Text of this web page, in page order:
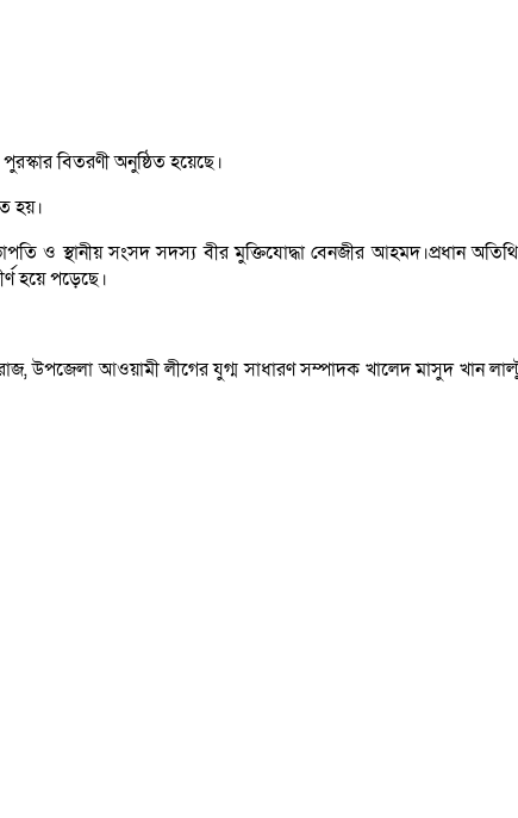
বিতরণী অনুষ্ঠিত হয়েছে।
হয়।
ও স্থানীয় সংসদ সদস্য বীর মুক্তিযোদ্ধা বেনজীর আহমদ।প্রধান
হয়ে পড়েছে।
উপজেলা আওয়ামী লীগের যুগ্ম সাধারণ সম্পাদক খালেদ মাসুদ খান